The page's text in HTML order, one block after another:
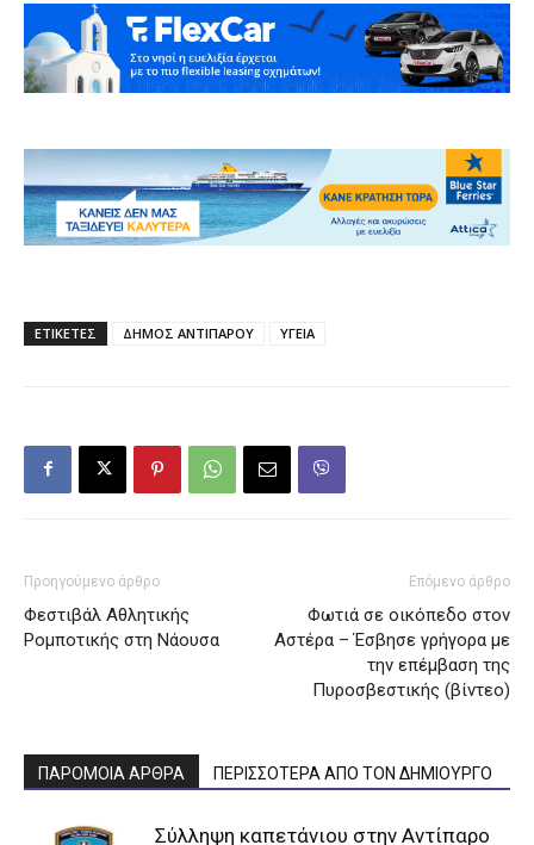
ΕΤΙΚΕΤΕΣ ΔΗΜΟΣ ΑΝΤΙΠΑΡΟΥ ΥΓΕΙΑ
Προηγούμενο άρθρο
Φεστιβάλ Αθλητικής
Ρομποτικής στη Νάουσα
Επόμενο άρθρο
Φωτιά σε οικόπεδο στον
Αστέρα – Έσβησε γρήγορα με
την επέμβαση της
Πυροσβεστικής (βίντεο)
ΠΑΡΟΜΟΙΑ ΑΡΘΡΑ ΠΕΡΙΣΣΟΤΕΡΑ ΑΠΟ ΤΟΝ ΔΗΜΙΟΥΡΓΟ
Σύλληψη καπετάνιου στην Αντίπαρο